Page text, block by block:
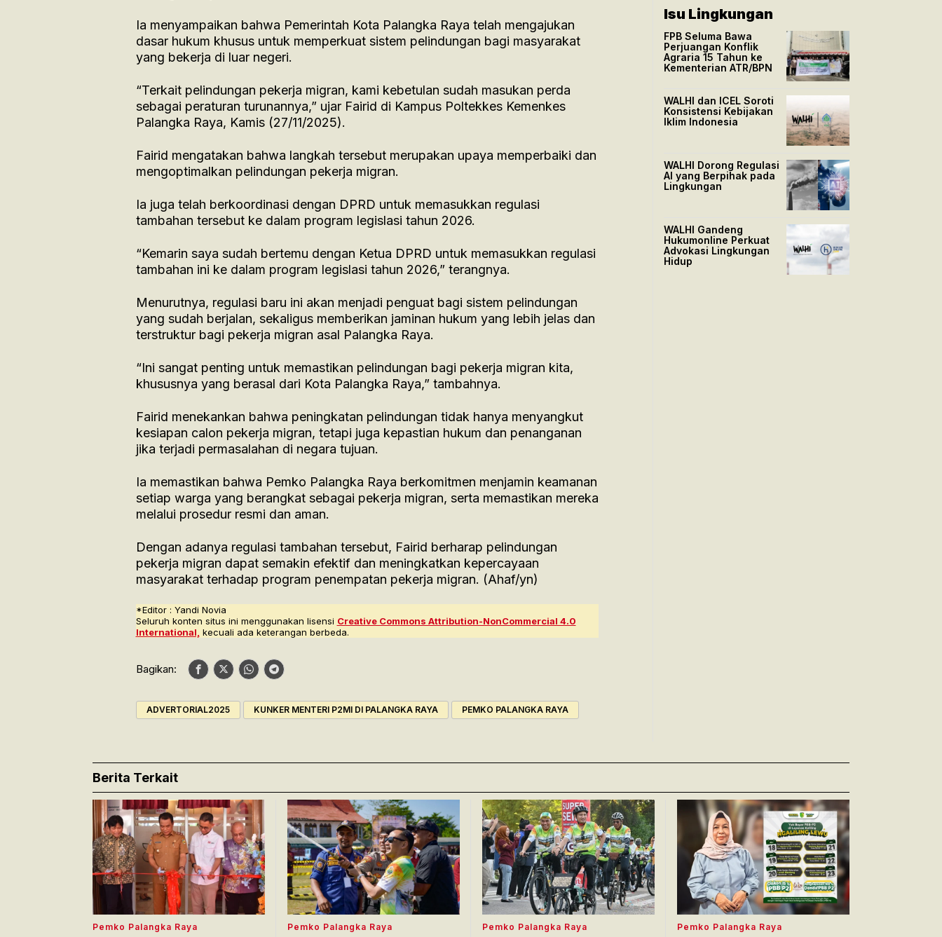
Ia menyampaikan bahwa Pemerintah Kota Palangka Raya telah mengajukan
dasar hukum khusus untuk memperkuat sistem pelindungan bagi masyarakat
yang bekerja di luar negeri.
“Terkait pelindungan pekerja migran, kami kebetulan sudah masukan perda
sebagai peraturan turunannya,” ujar Fairid di Kampus Poltekkes Kemenkes
Palangka Raya, Kamis (27/11/2025).
Fairid mengatakan bahwa langkah tersebut merupakan upaya memperbaiki dan
mengoptimalkan pelindungan pekerja migran.
Ia juga telah berkoordinasi dengan DPRD untuk memasukkan regulasi
tambahan tersebut ke dalam program legislasi tahun 2026.
“Kemarin saya sudah bertemu dengan Ketua DPRD untuk memasukkan regulasi
tambahan ini ke dalam program legislasi tahun 2026,” terangnya.
Menurutnya, regulasi baru ini akan menjadi penguat bagi sistem pelindungan
yang sudah berjalan, sekaligus memberikan jaminan hukum yang lebih jelas dan
terstruktur bagi pekerja migran asal Palangka Raya.
“Ini sangat penting untuk memastikan pelindungan bagi pekerja migran kita,
khususnya yang berasal dari Kota Palangka Raya,” tambahnya.
Fairid menekankan bahwa peningkatan pelindungan tidak hanya menyangkut
kesiapan calon pekerja migran, tetapi juga kepastian hukum dan penanganan
jika terjadi permasalahan di negara tujuan.
Ia memastikan bahwa Pemko Palangka Raya berkomitmen menjamin keamanan
setiap warga yang berangkat sebagai pekerja migran, serta memastikan mereka
melalui prosedur resmi dan aman.
Dengan adanya regulasi tambahan tersebut, Fairid berharap pelindungan
pekerja migran dapat semakin efektif dan meningkatkan kepercayaan
masyarakat terhadap program penempatan pekerja migran. (Ahaf/yn)
*Editor : Yandi Novia
Seluruh konten situs ini menggunakan lisensi Creative Commons Attribution-NonCommercial 4.0
International, kecuali ada keterangan berbeda.
Bagikan:
ADVERTORIAL2025 KUNKER MENTERI P2MI DI PALANGKA RAYA PEMKO PALANGKA RAYA
Isu Lingkungan
FPB Seluma Bawa
Perjuangan Konflik
Agraria 15 Tahun ke
Kementerian ATR/BPN
WALHI dan ICEL Soroti
Konsistensi Kebijakan
Iklim Indonesia
WALHI Dorong Regulasi
AI yang Berpihak pada
Lingkungan
WALHI Gandeng
Hukumonline Perkuat
Advokasi Lingkungan
Hidup
Berita Terkait
Pemko Palangka Raya Pemko Palangka Raya Pemko Palangka Raya Pemko Palangka Raya